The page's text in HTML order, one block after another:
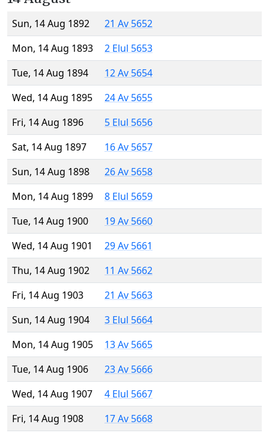
Sun, 14 Aug 1892
21 Av 5652
Mon, 14 Aug 1893
2 Elul 5653
Tue, 14 Aug 1894
12 Av 5654
Wed, 14 Aug 1895
24 Av 5655
Fri, 14 Aug 1896
5 Elul 5656
Sat, 14 Aug 1897
16 Av 5657
Sun, 14 Aug 1898
26 Av 5658
Mon, 14 Aug 1899
8 Elul 5659
Tue, 14 Aug 1900
19 Av 5660
Wed, 14 Aug 1901
29 Av 5661
Thu, 14 Aug 1902
11 Av 5662
Fri, 14 Aug 1903
21 Av 5663
Sun, 14 Aug 1904
3 Elul 5664
Mon, 14 Aug 1905
13 Av 5665
Tue, 14 Aug 1906
23 Av 5666
Wed, 14 Aug 1907
4 Elul 5667
Fri, 14 Aug 1908
17 Av 5668